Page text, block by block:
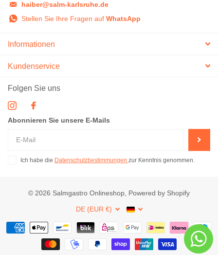
haiber@salm-karlsruhe.de
Stellen Sie Ihre Fragen auf WhatsApp
Informationen
Kundenservice
Folgen Sie uns
Abonnieren Sie unsere E-Mails
Ich habe die Datenschutzbestimmungen zur Kenntnis genommen.
© 2026 Salmgastro Onlineshop, Powered by Shopify
DE (EUR €)